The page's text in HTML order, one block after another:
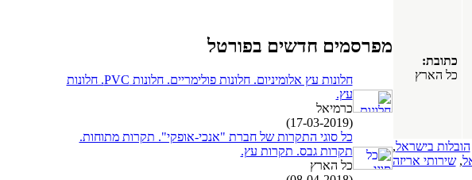
כתובת:
כל הארץ
הובלות בישראל,
,שירותי אריזה
מפרסמים חדשים בפורטל
חלונות עץ אלומיניום. חלונות פולימריים. חלונות PVC. חלונות
עץ.
כרמיאל
(17-03-2019)
כל סוגי התקרות של חברת "אנכי-אופקי". תקרות מתוחות.
תקרות גבס. תקרות עץ.
כל הארץ